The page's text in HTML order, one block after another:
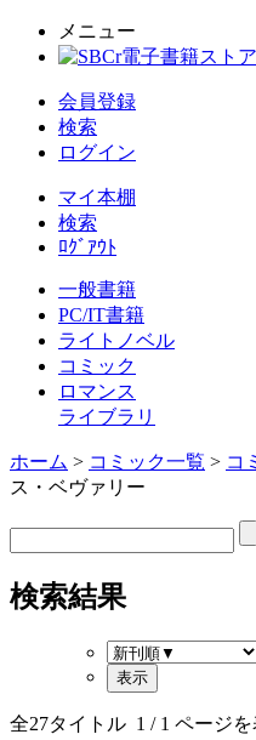
メニュー
会員登録
検索
ログイン
マイ本棚
検索
ﾛｸﾞｱｳﾄ
一般書籍
PC/IT書籍
ライトノベル
コミック
ロマンス
ライブラリ
ホーム > コミック一覧 > コ
ス・ベヴァリー
検索結果
全27タイトル 1 / 1 ページ